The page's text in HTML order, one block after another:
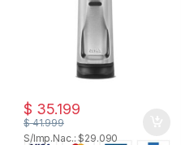
$ 35.199
$41.999
S/Imp.Nac.: $29.090